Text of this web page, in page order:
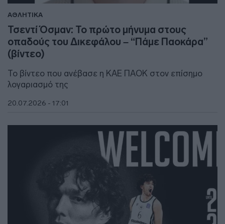
ΑΘΛΗΤΙΚΑ
Τσεντί Όσμαν: Το πρώτο μήνυμα στους
οπαδούς του Δικεφάλου – “Πάμε Παοκάρα”
(βίντεο)
Το βίντεο που ανέβασε η ΚΑΕ ΠΑΟΚ στον επίσημο
λογαριασμό της
20.07.2026 - 17:01